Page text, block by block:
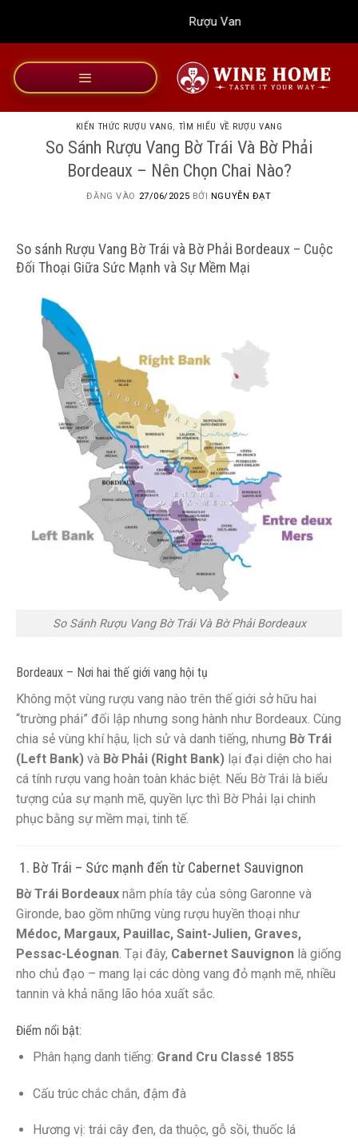
dung
Rượu Vang Wine Home
KIẾN THỨC RƯỢU VANG, TÌM HIỂU VỀ RƯỢU VANG
So Sánh Rượu Vang Bờ Trái Và Bờ Phải
Bordeaux – Nên Chọn Chai Nào?
ĐĂNG VÀO 27/06/2025 BỞI NGUYỄN ĐẠT
So sánh Rượu Vang Bờ Trái và Bờ Phải Bordeaux – Cuộc
Đối Thoại Giữa Sức Mạnh và Sự Mềm Mại
So Sánh Rượu Vang Bờ Trái Và Bờ Phải Bordeaux
Bordeaux – Nơi hai thế giới vang hội tụ
Không một vùng rượu vang nào trên thế giới sở hữu hai
“trường phái” đối lập nhưng song hành như Bordeaux. Cùng
chia sẻ vùng khí hậu, lịch sử và danh tiếng, nhưng Bờ Trái
(Left Bank) và Bờ Phải (Right Bank) lại đại diện cho hai
cá tính rượu vang hoàn toàn khác biệt. Nếu Bờ Trái là biểu
tượng của sự mạnh mẽ, quyền lực thì Bờ Phải lại chinh
phục bằng sự mềm mại, tinh tế.
️ 1. Bờ Trái – Sức mạnh đến từ Cabernet Sauvignon
Bờ Trái Bordeaux nằm phía tây của sông Garonne và
Gironde, bao gồm những vùng rượu huyền thoại như
Médoc, Margaux, Pauillac, Saint-Julien, Graves,
Pessac-Léognan. Tại đây, Cabernet Sauvignon là giống
nho chủ đạo – mang lại các dòng vang đỏ mạnh mẽ, nhiều
tannin và khả năng lão hóa xuất sắc.
Điểm nổi bật:
Phân hạng danh tiếng: Grand Cru Classé 1855
Cấu trúc chắc chắn, đậm đà
Hương vị: trái cây đen, da thuộc, gỗ sồi, thuốc lá